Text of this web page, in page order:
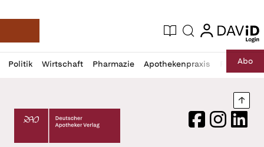
Deutsche Apotheker Zeitung
Aktuelle Ausgabe
Suche login
login
Politik Wirtschaft Pharmazie Apothekenpraxis RechtAbo
Profil
öffnen
Daz
Pur
Deutscher Apotheker Verlag Logo
FacebookInstagram